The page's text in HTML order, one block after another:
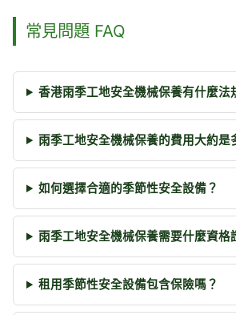
常見問題 FAQ
香港雨季工地安全機械保養有什麼法
雨季工地安全機械保養的費用大約是
如何選擇合適的季節性安全設備？
雨季工地安全機械保養需要什麼資格
租用季節性安全設備包含保險嗎？